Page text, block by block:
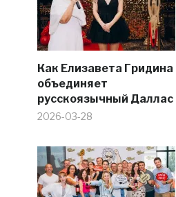
Как Елизавета Гридина
объединяет
русскоязычный Даллас
2026-03-28